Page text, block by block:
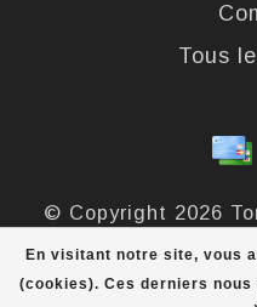
En visitant notre site, vous
(cookies). Ces derniers
Tous
© Copyright 2026
bottes et chaussures
Theme